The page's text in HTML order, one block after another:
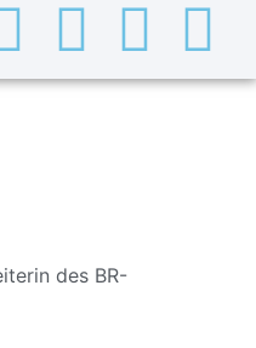
des BR-